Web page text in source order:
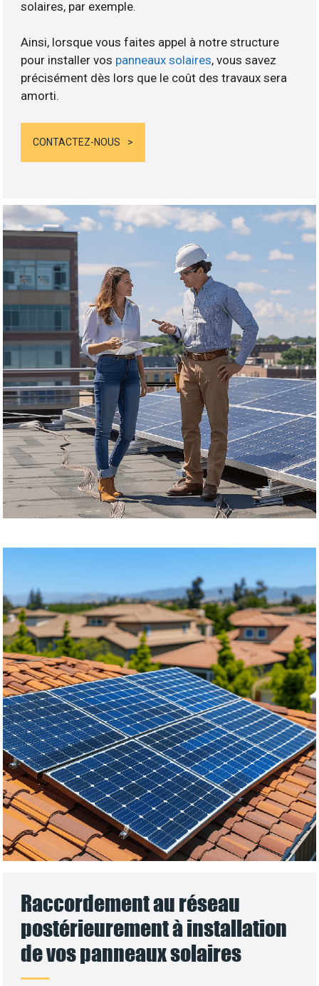
solaires, par exemple.
Ainsi, lorsque vous faites appel à notre structure
pour installer vos panneaux solaires, vous savez
précisément dès lors que le coût des travaux sera
amorti.
CONTACTEZ-NOUS
Raccordement au réseau
postérieurement à installation
de vos panneaux solaires